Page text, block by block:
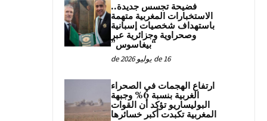
فضيحة تجسس جديدة..
الاستخبارات المغربية متهمة
باستهداف شخصيات إسبانية
وصحراوية وجزائرية عبر
“بيغاسوس”
16 de يوليو de 2026
ارتفاع الهجمات في الصحراء
الغربية بنسبة 6% وجبهة
البوليساريو تؤكد أن القوات
المغربية تكبدت أكبر خسائرها